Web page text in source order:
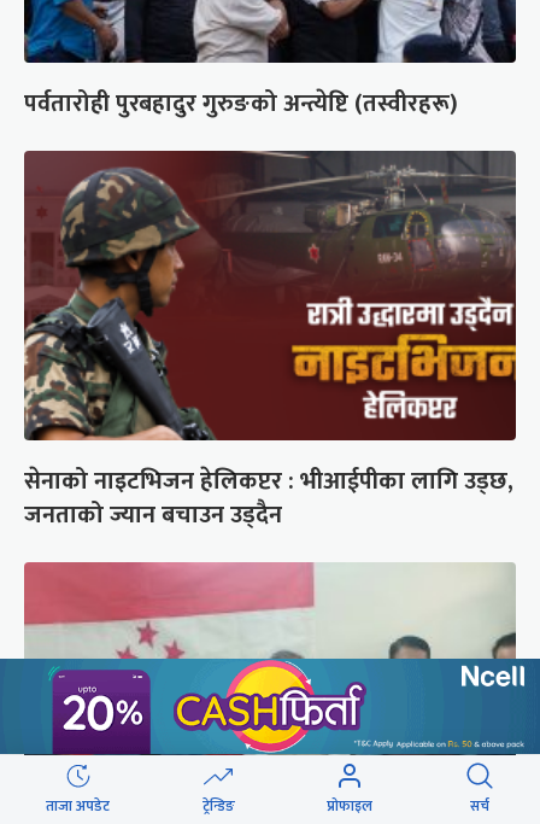
पर्वतारोही पुरबहादुर गुरुङको अन्त्येष्टि (तस्वीरहरू)
सेनाको नाइटभिजन हेलिकप्टर : भीआईपीका लागि उड्छ,
जनताको ज्यान बचाउन उड्दैन
ताजा अपडेट ट्रेन्डिङ प्रोफाइल सर्च